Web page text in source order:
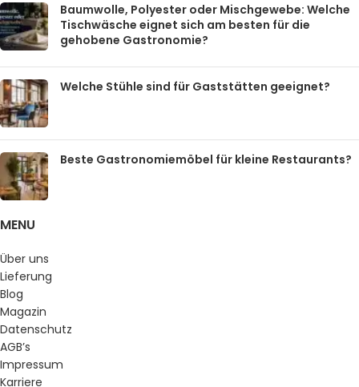
Baumwolle, Polyester oder Mischgewebe: Welche
Tischwäsche eignet sich am besten für die
gehobene Gastronomie?
Welche Stühle sind für Gaststätten geeignet?
Beste Gastronomiemöbel für kleine Restaurants?
MENU
Über uns
Lieferung
Blog
Magazin
Datenschutz
AGB’s
Impressum
Karriere